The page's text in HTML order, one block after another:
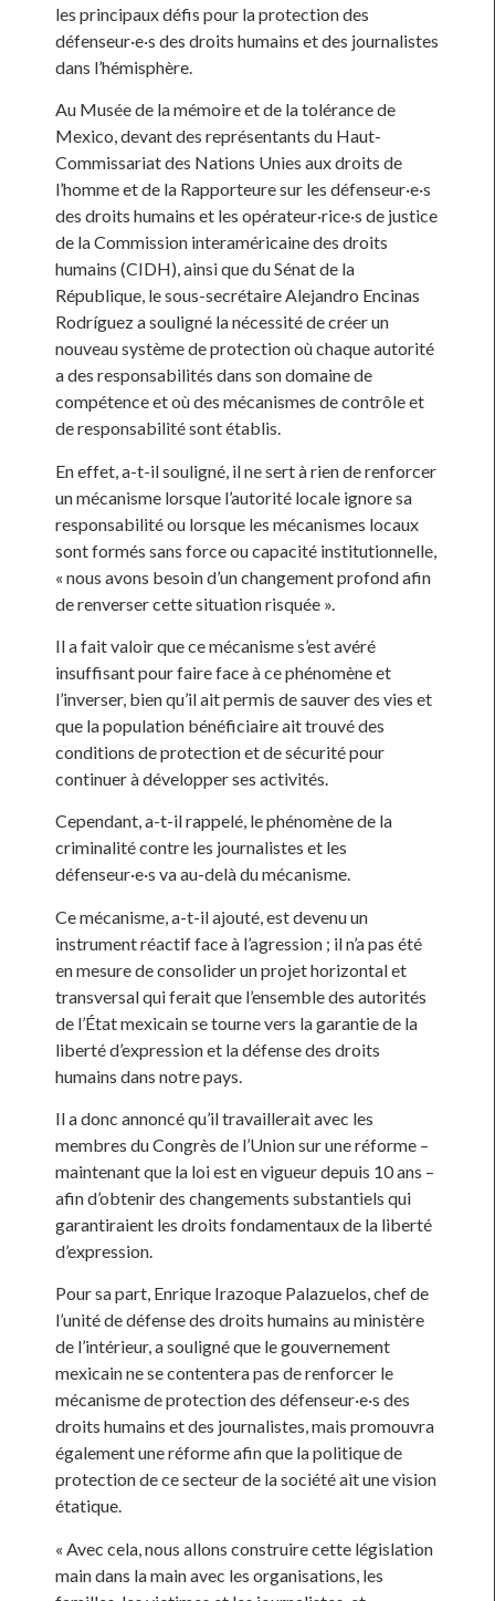
les principaux défis pour la protection des
défenseur·e·s des droits humains et des journalistes
dans l’hémisphère.
Au Musée de la mémoire et de la tolérance de
Mexico, devant des représentants du Haut-
Commissariat des Nations Unies aux droits de
l’homme et de la Rapporteure sur les défenseur·e·s
des droits humains et les opérateur·rice·s de justice
de la Commission interaméricaine des droits
humains (CIDH), ainsi que du Sénat de la
République, le sous-secrétaire Alejandro Encinas
Rodríguez a souligné la nécessité de créer un
nouveau système de protection où chaque autorité
a des responsabilités dans son domaine de
compétence et où des mécanismes de contrôle et
de responsabilité sont établis.
En effet, a-t-il souligné, il ne sert à rien de renforcer
un mécanisme lorsque l’autorité locale ignore sa
responsabilité ou lorsque les mécanismes locaux
sont formés sans force ou capacité institutionnelle,
« nous avons besoin d’un changement profond afin
de renverser cette situation risquée ».
Il a fait valoir que ce mécanisme s’est avéré
insuffisant pour faire face à ce phénomène et
l’inverser, bien qu’il ait permis de sauver des vies et
que la population bénéficiaire ait trouvé des
conditions de protection et de sécurité pour
continuer à développer ses activités.
Cependant, a-t-il rappelé, le phénomène de la
criminalité contre les journalistes et les
défenseur·e·s va au-delà du mécanisme.
Ce mécanisme, a-t-il ajouté, est devenu un
instrument réactif face à l’agression ; il n’a pas été
en mesure de consolider un projet horizontal et
transversal qui ferait que l’ensemble des autorités
de l’État mexicain se tourne vers la garantie de la
liberté d’expression et la défense des droits
humains dans notre pays.
Il a donc annoncé qu’il travaillerait avec les
membres du Congrès de l’Union sur une réforme –
maintenant que la loi est en vigueur depuis 10 ans –
afin d’obtenir des changements substantiels qui
garantiraient les droits fondamentaux de la liberté
d’expression.
Pour sa part, Enrique Irazoque Palazuelos, chef de
l’unité de défense des droits humains au ministère
de l’intérieur, a souligné que le gouvernement
mexicain ne se contentera pas de renforcer le
mécanisme de protection des défenseur·e·s des
droits humains et des journalistes, mais promouvra
également une réforme afin que la politique de
protection de ce secteur de la société ait une vision
étatique.
« Avec cela, nous allons construire cette législation
main dans la main avec les organisations, les